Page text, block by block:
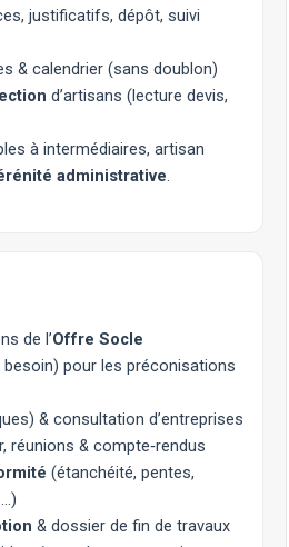
justificatifs, dépôt, suivi
& calendrier (sans doublon)
d’artisans (lecture devis,
à intermédiaires, artisan
administrative.
de l’Offre Socle
besoin) pour les préconisations
& consultation d’entreprises
réunions & compte‑rendus
(étanchéité, pentes,
& dossier de fin de travaux